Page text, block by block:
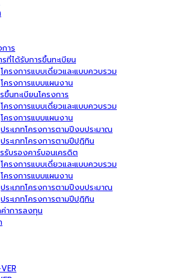
าร
ที่ได้รับการขึ้นทะเบียน
โครงการแบบเดี่ยวและแบบควบรวม
โครงการแบบแผนงาน
ขึ้นทะเบียนโครงการ
โครงการแบบเดี่ยวและแบบควบรวม
โครงการแบบแผนงาน
ประเภทโครงการตามปีงบประมาณ
ประเภทโครงการตามปีปฏิทิน
รับรองคาร์บอนเครดิต
โครงการแบบเดี่ยวและแบบควบรวม
โครงการแบบแผนงาน
ประเภทโครงการตามปีงบประมาณ
ประเภทโครงการตามปีปฏิทิน
าการลงทุน